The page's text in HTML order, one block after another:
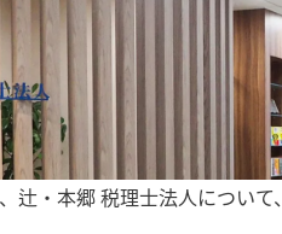
辻・本郷 税理士法人について